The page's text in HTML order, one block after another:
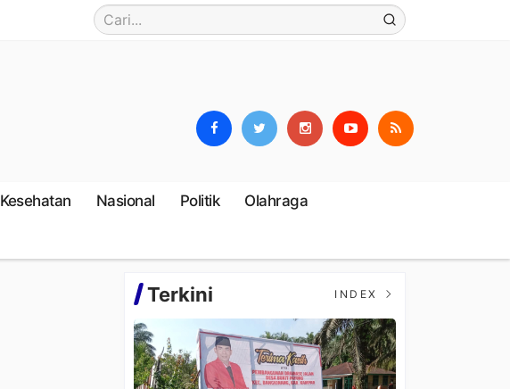
Kesehatan Nasional Politik Olahraga
Terkini INDEX